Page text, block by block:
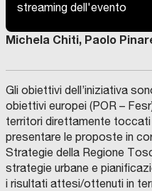
streaming dell'evento
Michela Chiti, Paolo
Gli obiettivi dell’iniziativa
obiettivi europei (POR –
territori direttamente toccati
presentare le proposte in
Strategie della Regione
strategie urbane e
i risultati attesi/ottenuti in